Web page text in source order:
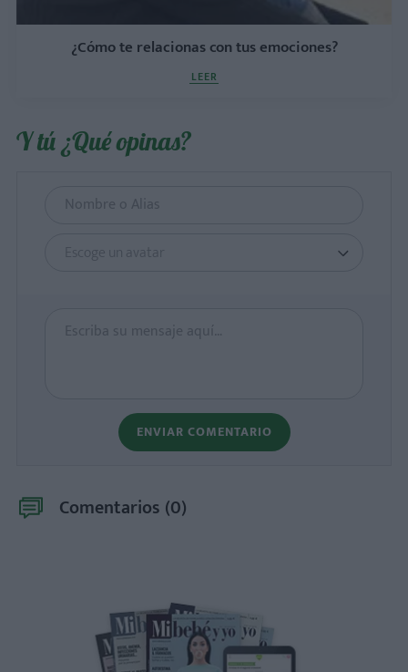
¿Cómo te relacionas con tus emociones?
LEER
Y tú ¿Qué opinas?
Escoge un avatar
ENVIAR COMENTARIO
Comentarios (0)